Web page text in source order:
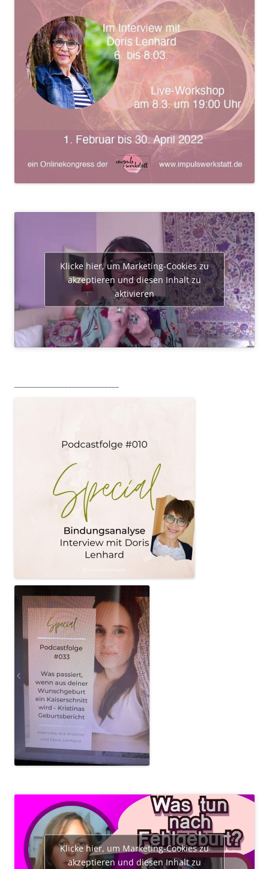
Klicke hier, um Marketing-Cookies zu
akzeptieren und diesen Inhalt zu
aktivieren
Klicke hier, um Marketing-Cookies zu
akzeptieren und diesen Inhalt zu